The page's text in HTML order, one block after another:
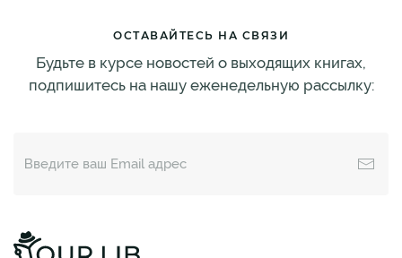
ОСТАВАЙТЕСЬ НА СВЯЗИ
Будьте в курсе новостей о выходящих книгах,
подпишитесь на нашу еженедельную рассылку: